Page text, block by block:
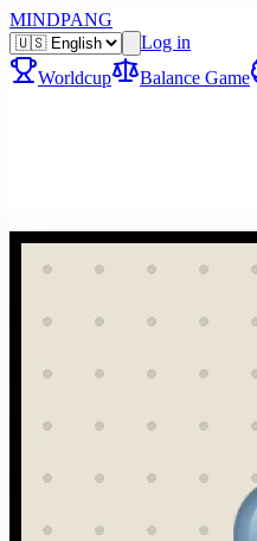
MINDPANG
Log in
Worldcup
Balance Game